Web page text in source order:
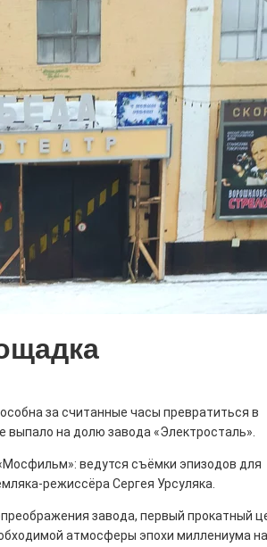
поделиться
0
детям
0
проект,
за считанные часы превратиться в
на долю завода «Электросталь».
ведутся съёмки эпизодов для
режиссёра Сергея Урсуляка.
завода, первый прокатный
атмосферы эпохи миллениума на